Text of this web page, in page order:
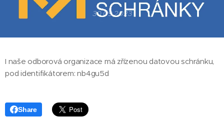
30.09.2023
I naše odborová organizace má zřízenou datovou schránku,
pod identifikátorem: nb4gu5d
Share